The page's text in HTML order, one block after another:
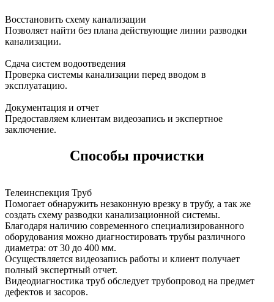
Восстановить схему канализации
Позволяет найти без плана действующие линии разводки
канализации.
Сдача систем водоотведения
Проверка системы канализации перед вводом в
эксплуатацию.
Документация и отчет
Предоставляем клиентам видеозапись и экспертное
заключение.
Способы прочистки
Телеинспекция Труб
Помогает обнаружить незаконную врезку в трубу, а так же
создать схему разводки канализационной системы.
Благодаря наличию современного специализированного
оборудования можно диагностировать трубы различного
диаметра: от 30 до 400 мм.
Осуществляется видеозапись работы и клиент получает
полный экспертный отчет.
Видеодиагностика труб обследует трубопровод на предмет
дефектов и засоров.